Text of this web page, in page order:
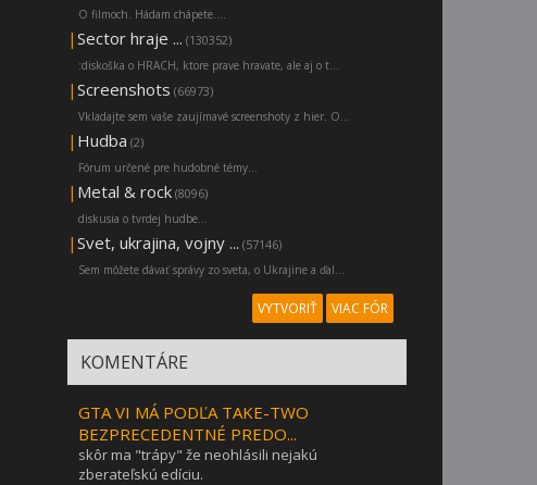
O filmoch. Hádam chápete....
| Sector hraje ... (130352)
:diskoška o HRACH, ktore prave hravate, ale aj o t...
| Screenshots (66973)
Vkladajte sem vaše zaujímavé screenshoty z hier. O...
| Hudba (2)
Fórum určené pre hudobné témy...
| Metal & rock (8096)
diskusia o tvrdej hudbe...
| Svet, ukrajina, vojny ... (57146)
Sem môžete dávať správy zo sveta, o Ukrajine a ďal...
VYTVORIŤ VIAC FÓR
KOMENTÁRE
GTA VI MÁ PODĽA TAKE-TWO
BEZPRECEDENTNÉ PREDO...
skôr ma "trápy" že neohlásili nejakú
zberateľskú edíciu.